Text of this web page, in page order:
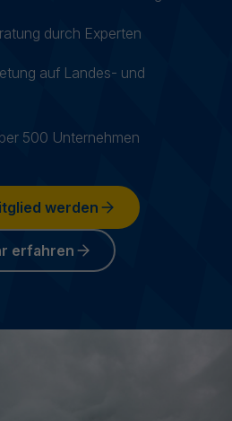
durch Experten
auf Landes- und
500 Unternehmen
werden
erfahren